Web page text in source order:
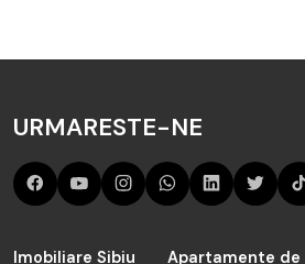
URMARESTE-NE
Imobiliare Sibiu
Apartamente de